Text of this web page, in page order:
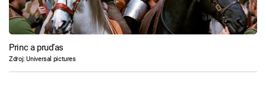
Princ a pruďas
Zdroj: Universal pictures